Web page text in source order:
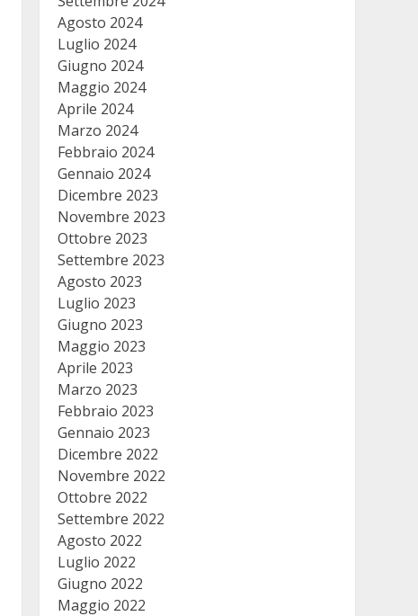
Agosto 2024
Luglio 2024
Giugno 2024
Maggio 2024
Aprile 2024
Marzo 2024
Febbraio 2024
Gennaio 2024
Dicembre 2023
Novembre 2023
Ottobre 2023
Settembre 2023
Agosto 2023
Luglio 2023
Giugno 2023
Maggio 2023
Aprile 2023
Marzo 2023
Febbraio 2023
Gennaio 2023
Dicembre 2022
Novembre 2022
Ottobre 2022
Settembre 2022
Agosto 2022
Luglio 2022
Giugno 2022
Maggio 2022